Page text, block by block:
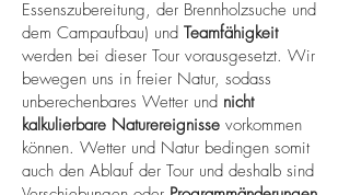
Essenszubereitung, der Brennholzsuche und
dem Campaufbau) und Teamfähigkeit
werden bei dieser Tour vorausgesetzt. Wir
bewegen uns in freier Natur, sodass
unberechenbares Wetter und nicht
kalkulierbare Naturereignisse vorkommen
können. Wetter und Natur bedingen somit
auch den Ablauf der Tour und deshalb sind